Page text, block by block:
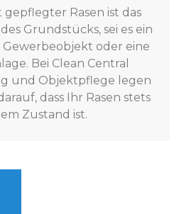
gepflegter Rasen ist das
Grundstücks, sei es ein
oder eine
Bei Clean Central
und Objektpflege legen
dass Ihr Rasen stets
Zustand ist.